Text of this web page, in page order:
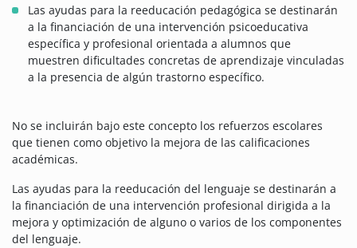
Las ayudas para la reeducación pedagógica se destinarán
a la financiación de una intervención psicoeducativa
específica y profesional orientada a alumnos que
muestren dificultades concretas de aprendizaje vinculadas
a la presencia de algún trastorno específico.
No se incluirán bajo este concepto los refuerzos escolares
que tienen como objetivo la mejora de las calificaciones
académicas.
Las ayudas para la reeducación del lenguaje se destinarán a
la financiación de una intervención profesional dirigida a la
mejora y optimización de alguno o varios de los componentes
del lenguaje.